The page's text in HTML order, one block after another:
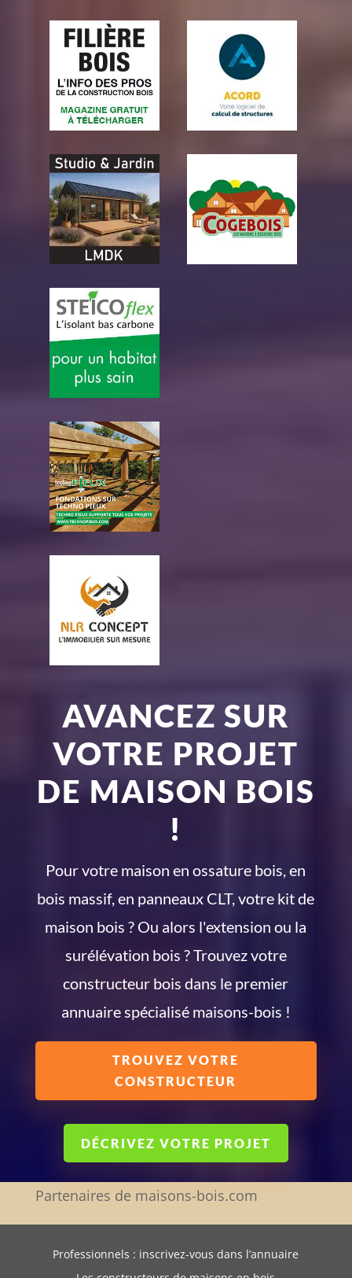
AVANCEZ SUR
VOTRE PROJET
DE MAISON BOIS
!
Pour votre maison en ossature bois, en
bois massif, en panneaux CLT, votre kit de
maison bois ? Ou alors l'extension ou la
surélévation bois ? Trouvez votre
constructeur bois dans le premier
annuaire spécialisé maisons-bois !
TROUVEZ VOTRE
CONSTRUCTEUR
DÉCRIVEZ VOTRE PROJET
Partenaires de maisons-bois.com
Professionnels : inscrivez-vous dans l’annuaire